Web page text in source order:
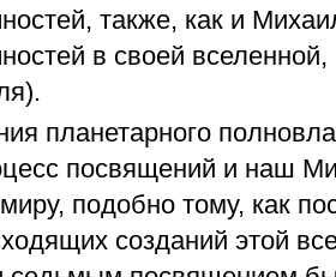
также, как и
в своей
планетарного
посвящений и наш
подобно тому, как
созданий этой